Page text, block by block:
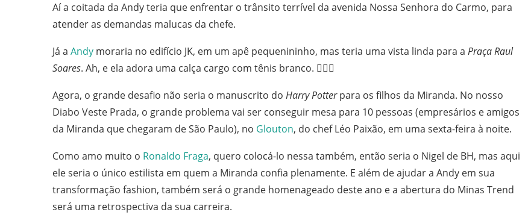
Aí a coitada da Andy teria que enfrentar o trânsito terrível da avenida Nossa Senhora do Carmo, para
atender as demandas malucas da chefe.
Já a Andy moraria no edifício JK, em um apê pequenininho, mas teria uma vista linda para a Praça Raul
Soares. Ah, e ela adora uma calça cargo com tênis branco. 🙆🏻‍♀️
Agora, o grande desafio não seria o manuscrito do Harry Potterpara os filhos da Miranda. No nosso
Diabo Veste Prada, o grande problema vai ser conseguir mesa para 10 pessoas (empresários e amigos
da Miranda que chegaram de São Paulo), no Glouton, do chef Léo Paixão, em uma sexta-feira à noite.
Como amo muito o Ronaldo Fraga, quero colocá-lo nessa também, então seria o Nigel de BH, mas aqui
ele seria o único estilista em quem a Miranda confia plenamente. E além de ajudar a Andy em sua
transformação fashion, também será o grande homenageado deste ano e a abertura do Minas Trend
será uma retrospectiva da sua carreira.